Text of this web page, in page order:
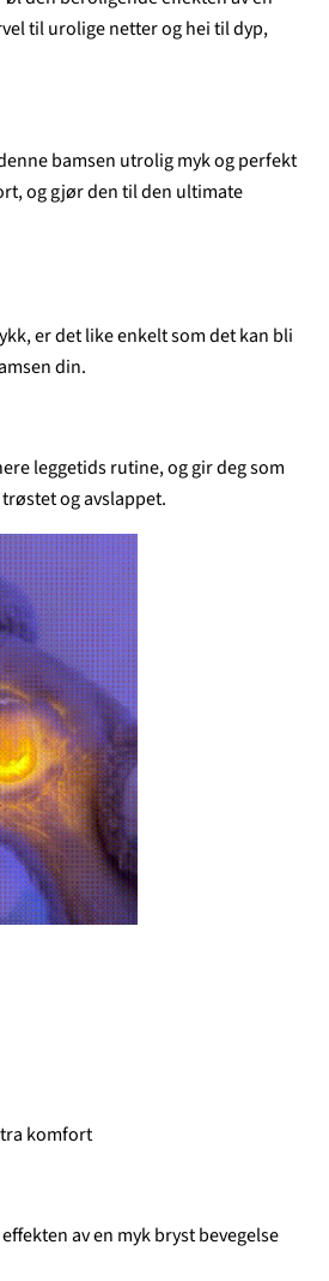
til urolige netter og hei til dyp,
bamsen utrolig myk og perfekt
og gjør den til den ultimate
er det like enkelt som det kan bli
din.
leggetids rutine, og gir deg som
og avslappet.
komfort
av en myk bryst bevegelse